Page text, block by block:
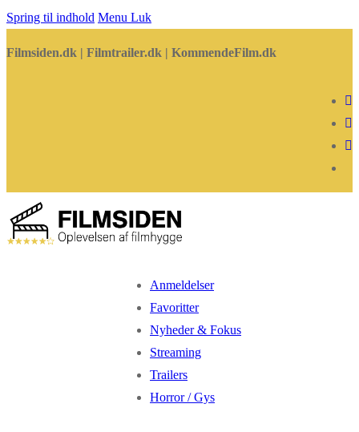
Spring til indhold Menu Luk
Filmsiden.dk | Filmtrailer.dk | KommendeFilm.dk
Anmeldelser
Favoritter
Nyheder & Fokus
Streaming
Trailers
Horror / Gys